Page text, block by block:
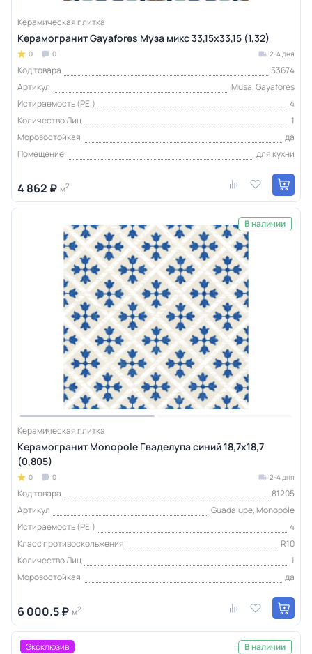
Керамическая плитка
Керамогранит Gayafores Муза микс 33,15x33,15 (1,32)
0 0 2-4 дня
Код товара
53674
Артикул
Musa, Gayafores
Истираемость (PEI)
4
Количество Лиц
1
Морозостойкая
да
Помещение
для кухни
4 862 ₽ м2
В наличии
Керамическая плитка
Керамогранит Monopole Гваделупа синий 18,7x18,7
(0,805)
0 0 2-4 дня
Код товара
81205
Артикул
Guadalupe, Monopole
Истираемость (PEI)
4
Класс противоскольжения
R10
Количество Лиц
1
Морозостойкая
да
6 000.5 ₽ м2
Эксклюзив В наличии